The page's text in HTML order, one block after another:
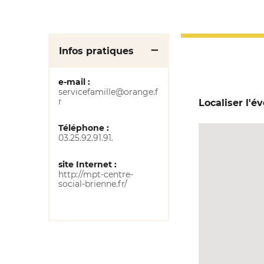
Infos pratiques
e-mail :
servicefamille@orange.f
r
Téléphone :
03.25.92.91.91.
site Internet :
http://mpt-centre-
social-brienne.fr/
Localiser